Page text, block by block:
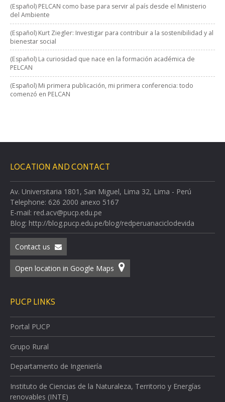
(Español) PELCAN como base para servir al país desde el Ministerio
del Ambiente
(Español) Kurt Ziegler: Investigar para contribuir a la sostenibilidad y al
bienestar social
(Español) La curiosidad que nace en la formación académica de
PELCAN
(Español) Mi primera publicación, mi primera conferencia: todo
comenzó en PELCAN
LOCATION AND CONTACT
Av. Universitaria 1801, San Miguel, Lima 32, Lima - Perú
Telephone: 626 2000 anexo 5167
E-mail: red.acv@pucp.edu.pe
Blog: http://blog.pucp.edu.pe/blog/redperuanaciclodevida
Contact us
Open location in Google Maps
PUCP LINKS
Portal PUCP
Grupo Rural
Departamento de Ingeniería
Instituto de Ciencias de la Naturaleza, Territorio y Energías
renovables (INTE)